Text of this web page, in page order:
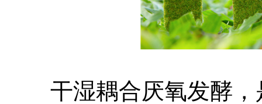
干湿耦合厌氧发酵，